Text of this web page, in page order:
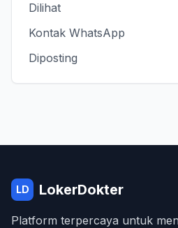
Dilihat
Kontak WhatsApp
Diposting
LD LokerDokter
Platform terpercaya untuk